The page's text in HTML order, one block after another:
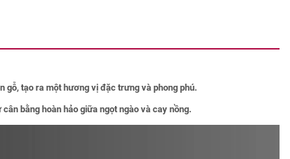
gỗ, tạo ra một hương vị đặc trưng và phong phú.
bằng hoàn hảo giữa ngọt ngào và cay nồng.